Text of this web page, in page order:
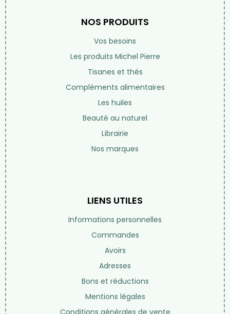
NOS PRODUITS
Vos besoins
Les produits Michel Pierre
Tisanes et thés
Compléments alimentaires
Les huiles
Beauté au naturel
Librairie
Nos marques
LIENS UTILES
Informations personnelles
Commandes
Avoirs
Adresses
Bons et réductions
Mentions légales
Conditions générales de vente